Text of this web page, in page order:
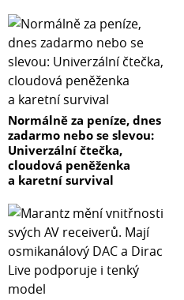
Normálně za peníze, dnes
zadarmo nebo se slevou:
Univerzální čtečka,
cloudová peněženka
a karetní survival